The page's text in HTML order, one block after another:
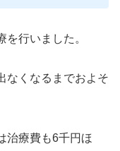
を行いました。
なくなるまでおよそ
治療費も6千円ほ